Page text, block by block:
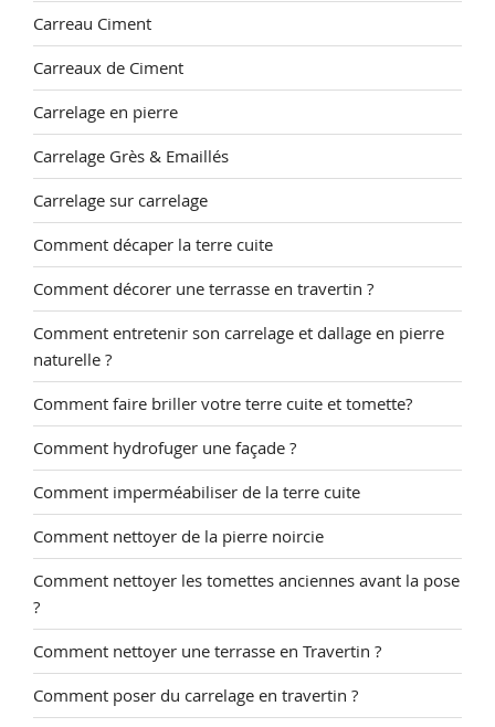
Carreau Ciment
Carreaux de Ciment
Carrelage en pierre
Carrelage Grès & Emaillés
Carrelage sur carrelage
Comment décaper la terre cuite
Comment décorer une terrasse en travertin ?
Comment entretenir son carrelage et dallage en pierre
naturelle ?
Comment faire briller votre terre cuite et tomette?
Comment hydrofuger une façade ?
Comment imperméabiliser de la terre cuite
Comment nettoyer de la pierre noircie
Comment nettoyer les tomettes anciennes avant la pose
?
Comment nettoyer une terrasse en Travertin ?
Comment poser du carrelage en travertin ?